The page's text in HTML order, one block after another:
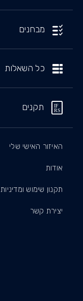
מבחנים
כל השאלות
תקנים
האיזור האישי שלי
אודות
תקנון שימוש ומדיניות
יצירת קשר